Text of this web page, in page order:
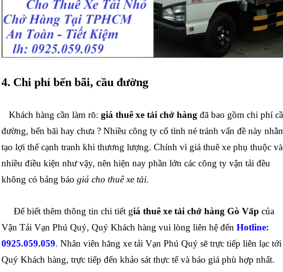
4. Chi phí bến bãi, cầu đường
Khách hàng cần làm rõ: giá thuê xe tải chở hàng đã bao gồm chi phí
đường, bến bãi hay chưa ? Nhiều công ty cố tình né tránh vấn đề này
tạo lợi thế cạnh tranh khi thương lượng. Chính vì giá thuê xe phụ thuộc
nhiều điều kiện như vậy, nên hiện nay phần lớn các công ty vận tải đều
không có bảng báo giá cho thuê xe tải.
Để biết thêm thông tin chi tiết giá thuê xe tải chở hàng Gò Vấp của
Vận Tải Vạn Phú Quý, Quý Khách hàng vui lòng liên hệ đến Hotline:
0925.059.059. Nhân viên hãng xe tải Vạn Phú Quý sẽ trực tiếp liên lạc tới
Quý Khách hàng, trực tiếp đến khảo sát thực tế và báo giá phù hợp nhất.